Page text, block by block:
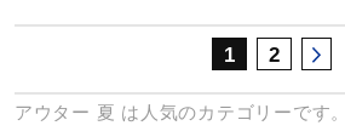
1 2
アウター 夏 は人気のカテゴリーです